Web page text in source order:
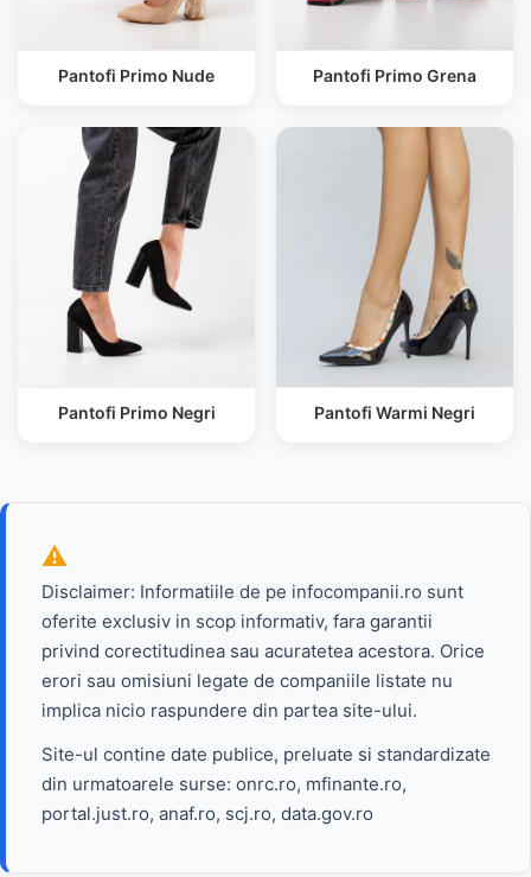
Pantofi Primo Nude Pantofi Primo Grena
Pantofi Primo Negri Pantofi Warmi Negri
Disclaimer: Informatiile de pe infocompanii.ro sunt
oferite exclusiv in scop informativ, fara garantii
privind corectitudinea sau acuratetea acestora. Orice
erori sau omisiuni legate de companiile listate nu
implica nicio raspundere din partea site-ului.
Site-ul contine date publice, preluate si standardizate
din urmatoarele surse: onrc.ro, mfinante.ro,
portal.just.ro, anaf.ro, scj.ro, data.gov.ro